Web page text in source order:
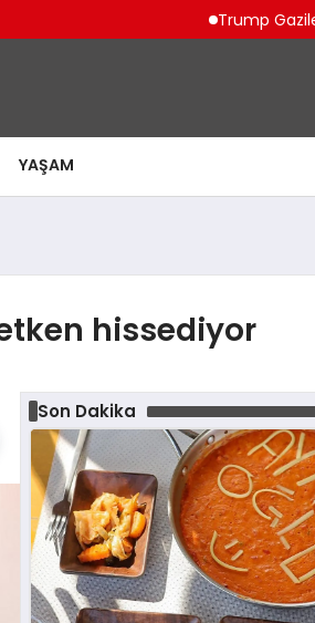
Trump Gazileri
YAŞAM
hissediyor
Son Dakika